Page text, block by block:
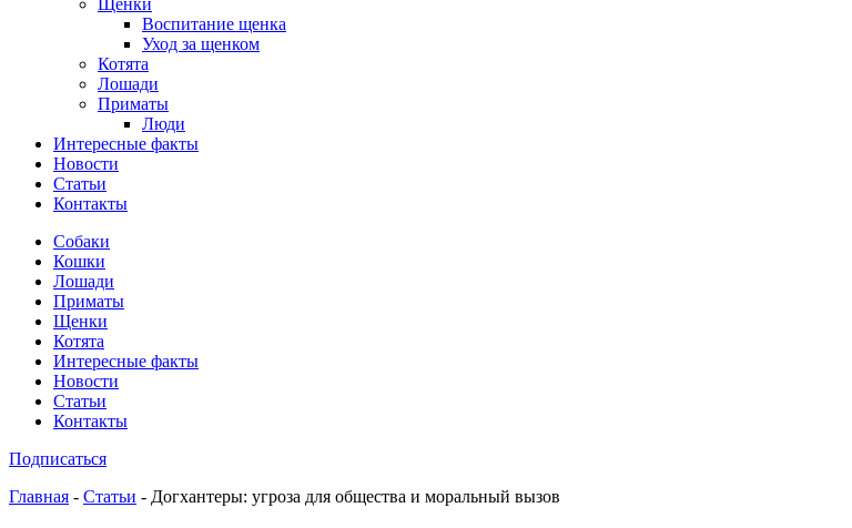
Щенки
Воспитание щенка
Уход за щенком
Котята
Лошади
Приматы
Люди
Интересные факты
Новости
Статьи
Контакты
Собаки
Кошки
Лошади
Приматы
Щенки
Котята
Интересные факты
Новости
Статьи
Контакты
Подписаться
Главная - Статьи - Догхантеры: угроза для общества и моральный вызов